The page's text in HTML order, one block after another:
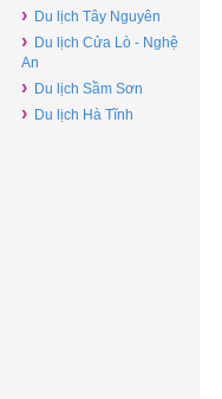
› Du lịch Tây Nguyên
› Du lịch Cửa Lò - Nghệ
An
› Du lịch Sầm Sơn
› Du lịch Hà Tĩnh